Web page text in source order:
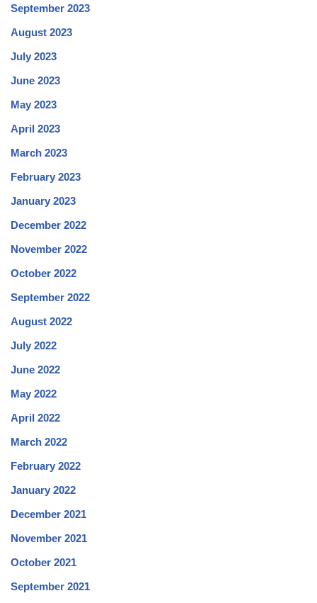
September 2023
August 2023
July 2023
June 2023
May 2023
April 2023
March 2023
February 2023
January 2023
December 2022
November 2022
October 2022
September 2022
August 2022
July 2022
June 2022
May 2022
April 2022
March 2022
February 2022
January 2022
December 2021
November 2021
October 2021
September 2021